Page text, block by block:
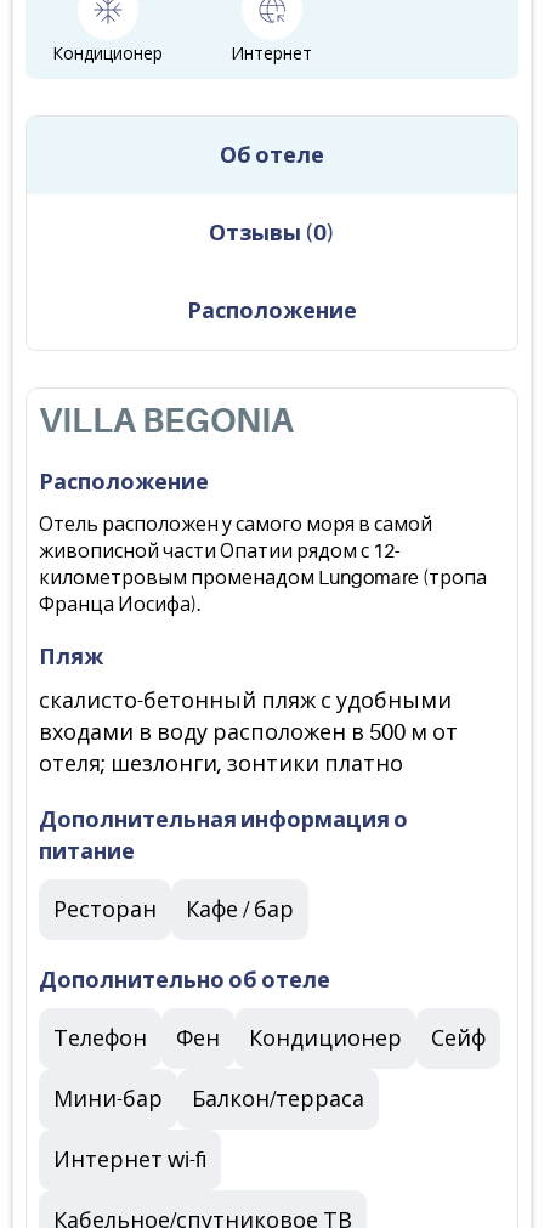
Кондиционер Интернет
Об отеле
Отзывы (0)
Расположение
VILLA BEGONIA
Расположение
Отель расположен у самого моря в самой
живописной части Опатии рядом с 12-
километровым променадом Lungomare (тропа
Франца Иосифа).
Пляж
скалисто-бетонный пляж с удобными
входами в воду расположен в 500 м от
отеля; шезлонги, зонтики платно
Дополнительная информация о
питание
Ресторан Кафе / бар
Дополнительно об отеле
Телефон Фен Кондиционер Сейф
Мини-бар Балкон/терраса
Интернет wi-fi
Кабельное/спутниковое ТВ